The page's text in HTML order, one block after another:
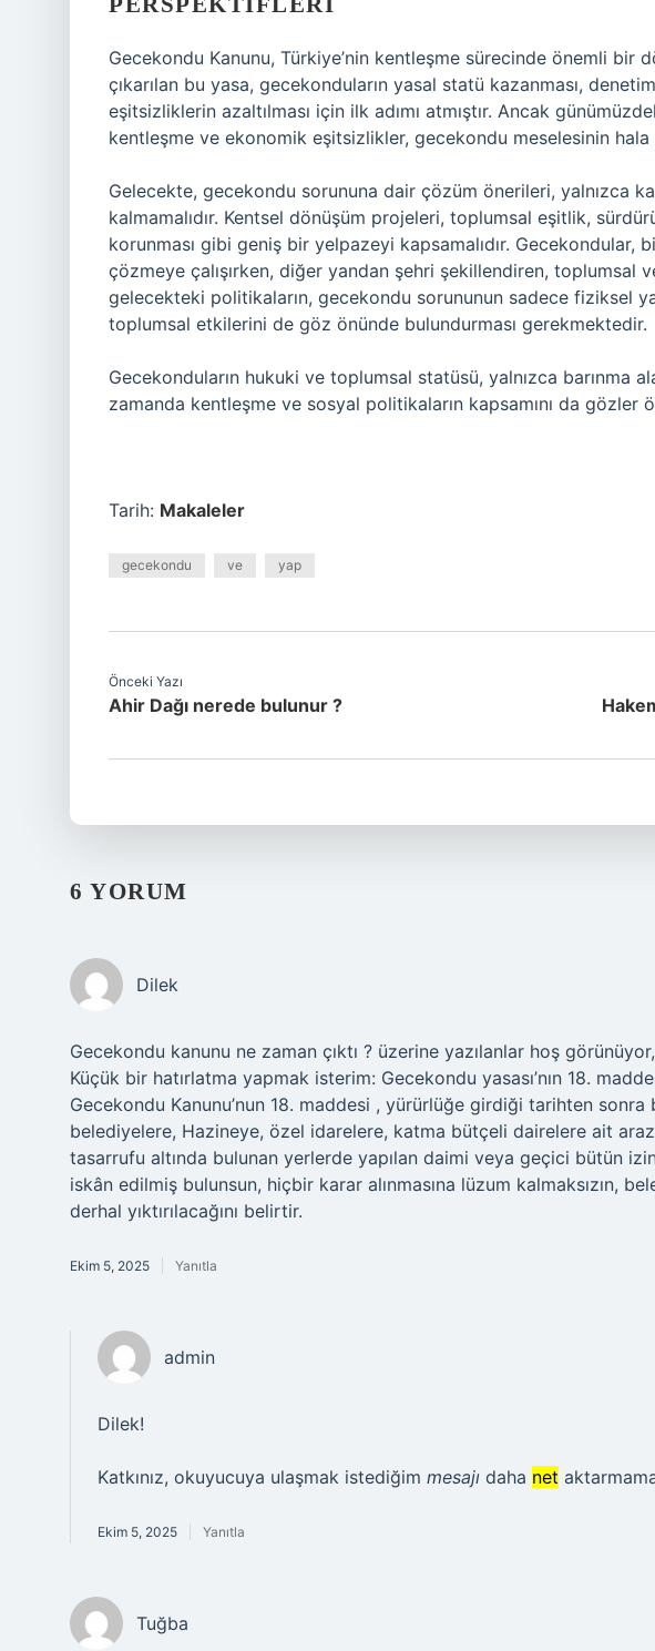
Gecekondu Kanunu, Türkiye’nin kentleşme sürecinde önemli bir
çıkarılan bu yasa, gecekonduların yasal statü kazanması,
eşitsizliklerin azaltılması için ilk adımı atmıştır. Ancak
kentleşme ve ekonomik eşitsizlikler, gecekondu meselesinin
Gelecekte, gecekondu sorununa dair çözüm önerileri, yalnızca
kalmamalıdır. Kentsel dönüşüm projeleri, toplumsal eşitlik,
korunması gibi geniş bir yelpazeyi kapsamalıdır. Gecekondular,
çözmeye çalışırken, diğer yandan şehri şekillendiren, toplumsal
gelecekteki politikaların, gecekondu sorununun sadece fiziksel
toplumsal etkilerini de göz önünde bulundurması gerekmektedir.
Gecekonduların hukuki ve toplumsal statüsü, yalnızca barınma
zamanda kentleşme ve sosyal politikaların kapsamını da gözler
Tarih: Makaleler
gecekondu ve yap
Önceki Yazı
Ahir Dağı nerede bulunur ?
6 YORUM
Dilek
Gecekondu kanunu ne zaman çıktı ? üzerine yazılanlar hoş
Küçük bir hatırlatma yapmak isterim: Gecekondu yasası’nın 18.
Gecekondu Kanunu’nun 18. maddesi , yürürlüğe girdiği tarihten sonra
belediyelere, Hazineye, özel idarelere, katma bütçeli dairelere ait
tasarrufu altında bulunan yerlerde yapılan daimi veya geçici bütün
iskân edilmiş bulunsun, hiçbir karar alınmasına lüzum kalmaksızın,
derhal yıktırılacağını belirtir.
Ekim 5, 2025 Yanıtla
admin
Dilek!
Katkınız, okuyucuya ulaşmak istediğim mesajı daha net
Ekim 5, 2025 Yanıtla
Tuğba